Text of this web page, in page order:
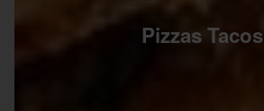
Pizzas Tacos